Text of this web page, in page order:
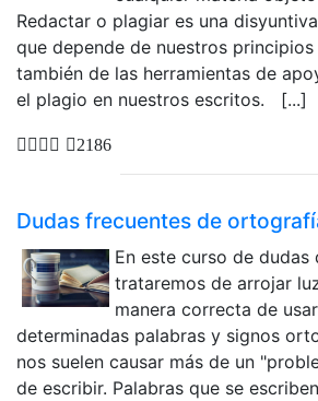
Redactar o plagiar es una
que depende de nuestros
también de las herramientas de
el plagio en nuestros escritos. [...]
2186
Dudas frecuentes de
En este curso de
trataremos de arrojar
manera correcta de usar
determinadas palabras y signos
nos suelen causar más de un
de escribir. Palabras que se